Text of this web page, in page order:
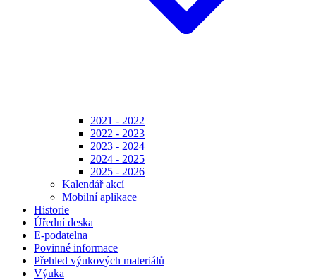
2021 - 2022
2022 - 2023
2023 - 2024
2024 - 2025
2025 - 2026
Kalendář akcí
Mobilní aplikace
Historie
Úřední deska
E-podatelna
Povinné informace
Přehled výukových materiálů
Výuka